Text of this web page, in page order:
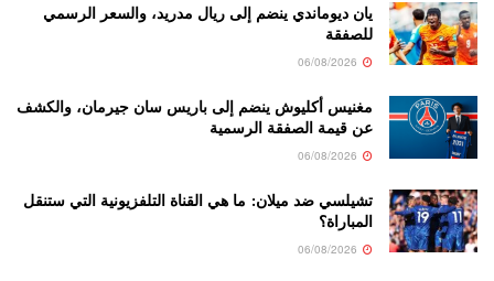
يان ديوماندي ينضم إلى ريال مدريد، والسعر الرسمي
للصفقة
مغنيس أكليوش ينضم إلى باريس سان جيرمان، والكشف
عن قيمة الصفقة الرسمية
تشيلسي ضد ميلان: ما هي القناة التلفزيونية التي ستنقل
المباراة؟